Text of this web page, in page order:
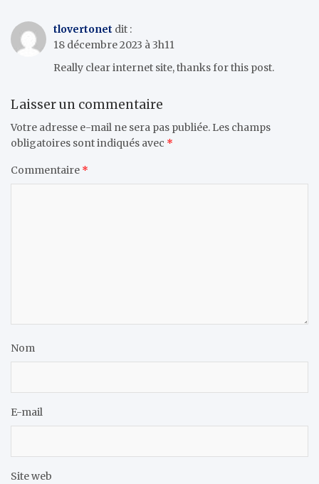
tlovertonet dit :
18 décembre 2023 à 3h11
Really clear internet site, thanks for this post.
Laisser un commentaire
Votre adresse e-mail ne sera pas publiée. Les champs
obligatoires sont indiqués avec *
Commentaire *
Nom
E-mail
Site web